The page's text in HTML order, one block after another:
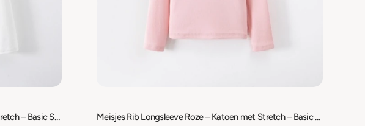
Meisjes Rib Longsleeve Wit – Katoen met Stretch – Basic Shirt Lange Mouw – Maat 98/104 t/m 158/164 Meisjes Rib Longsleeve Roze – Katoen met Stretch – Basic Shirt Lange Mouw – Maat 98/104 t/m 158/164